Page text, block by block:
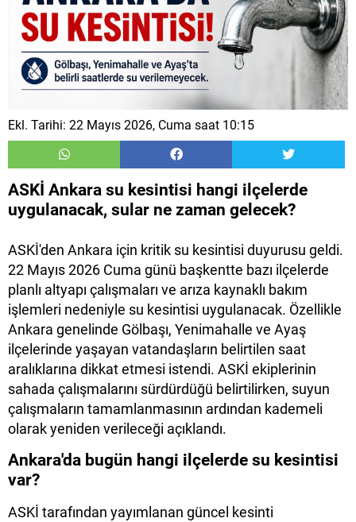
Ekl. Tarihi: 22 Mayıs 2026, Cuma saat 10:15
ASKİ Ankara su kesintisi hangi ilçelerde
uygulanacak, sular ne zaman gelecek?
ASKİ'den Ankara için kritik su kesintisi duyurusu geldi.
22 Mayıs 2026 Cuma günü başkentte bazı ilçelerde
planlı altyapı çalışmaları ve arıza kaynaklı bakım
işlemleri nedeniyle su kesintisi uygulanacak. Özellikle
Ankara genelinde Gölbaşı, Yenimahalle ve Ayaş
ilçelerinde yaşayan vatandaşların belirtilen saat
aralıklarına dikkat etmesi istendi. ASKİ ekiplerinin
sahada çalışmalarını sürdürdüğü belirtilirken, suyun
çalışmaların tamamlanmasının ardından kademeli
olarak yeniden verileceği açıklandı.
Ankara'da bugün hangi ilçelerde su kesintisi
var?
ASKİ tarafından yayımlanan güncel kesinti